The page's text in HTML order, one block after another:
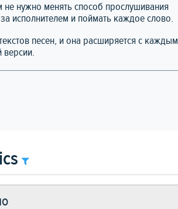
не нужно менять способ прослушивания
исполнителем и поймать каждое слово.
песен, и она расширяется с каждым
версии.